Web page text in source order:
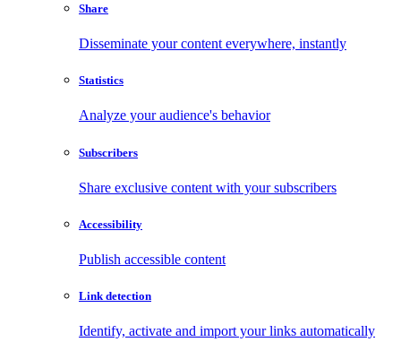
Share
Disseminate your content everywhere, instantly
Statistics
Analyze your audience's behavior
Subscribers
Share exclusive content with your subscribers
Accessibility
Publish accessible content
Link detection
Identify, activate and import your links automatically